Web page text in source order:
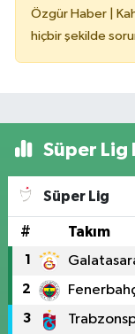
Özgür Haber |
hiçbir şekilde
Süper Lig
Süper Lig
# Takım
1
2
3